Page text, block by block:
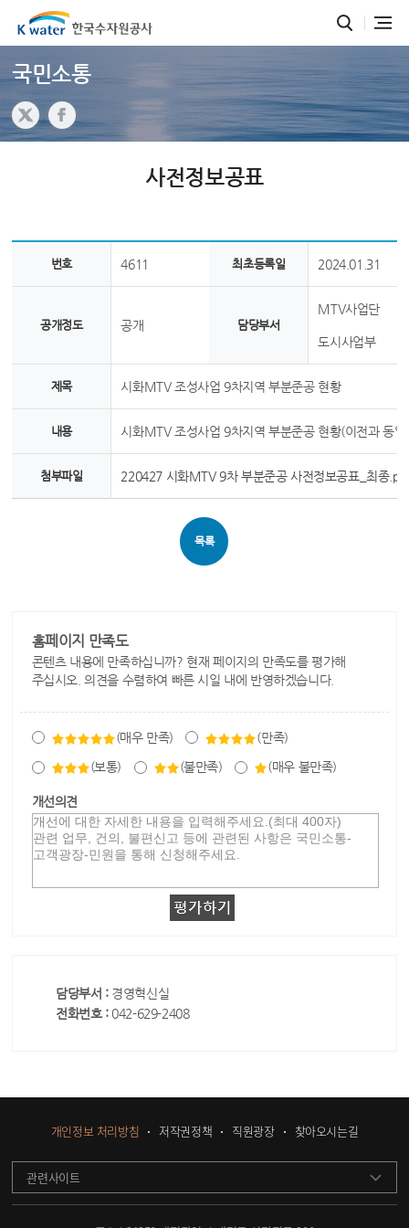
국민소통
사전정보공표
번호 4611 최초등록일 2024.01.31
공개정도 공개 담당부서
MTV사업단
도시사업부
제목 시화MTV 조성사업 9차지역 부분준공 현황
내용 시화MTV 조성사업 9차지역 부분준공 현황(이전과 동일
첨부파일 220427 시화MTV 9차 부분준공 사전정보공표_최종
목록
홈페이지 만족도
콘텐츠 내용에 만족하십니까? 현재 페이지의 만족도를 평가해
주십시오. 의견을 수렴하여 빠른 시일 내에 반영하겠습니다.
(매우 만족) (만족)
(보통) (불만족) (매우 불만족)
개선의견
담당부서 : 경영혁신실
전화번호 : 042-629-2408
개인정보 처리방침 저작권정책 직원광장 찾아오시는길
관련사이트